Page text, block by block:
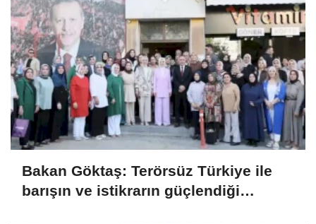
Bakan Göktaş: Terörsüz Türkiye ile
barışın ve istikrarın güçlendiği